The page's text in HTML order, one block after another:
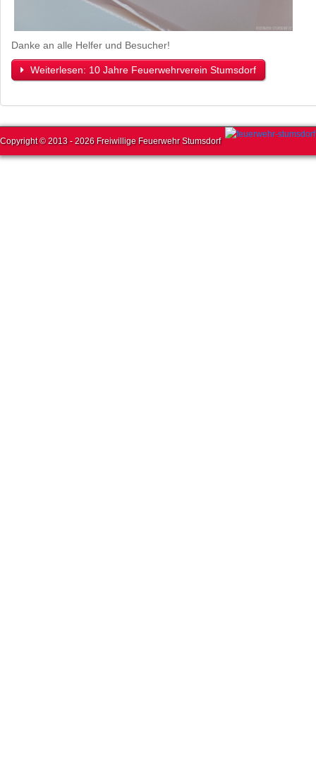
Danke an alle Helfer und Besucher!
Weiterlesen: 10 Jahre Feuerwehrverein Stumsdorf
Copyright © 2013 - 2026 Freiwillige Feuerwehr Stumsdorf